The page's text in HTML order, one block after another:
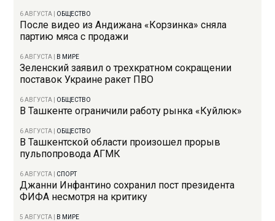
6 АВГУСТА ОБЩЕСТВО
После видео из Андижана «Корзинка» сняла
партию мяса с продажи
6 АВГУСТА В МИРЕ
Зеленский заявил о трехкратном сокращении
поставок Украине ракет ПВО
6 АВГУСТА ОБЩЕСТВО
В Ташкенте ограничили работу рынка «Куйлюк»
6 АВГУСТА ОБЩЕСТВО
В Ташкентской области произошел прорыв
пульпопровода АГМК
6 АВГУСТА СПОРТ
Джанни Инфантино сохранил пост президента
ФИФА несмотря на критику
5 АВГУСТА В МИРЕ